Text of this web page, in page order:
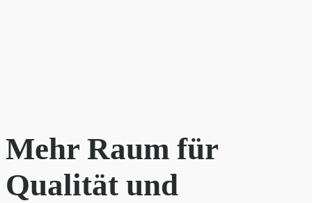
Mehr Raum für
Qualität und